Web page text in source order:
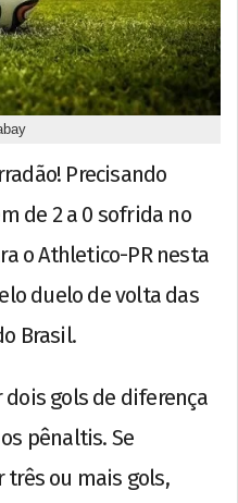
Precisando
de 2 a 0 sofrida no
o Athletico-PR nesta
duelo de volta das
Brasil.
dois gols de diferença
pênaltis. Se
ou mais gols,